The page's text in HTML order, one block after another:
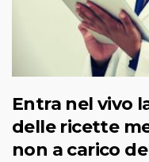
Entra nel vivo
delle ricette
non a carico